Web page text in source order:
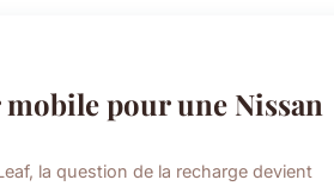
pour une Nissan
la question de la recharge devient